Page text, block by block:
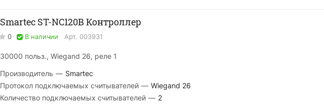
Smartec ST-NC120B Контроллер
0 В наличии Арт. 003931
30000 польз., Wiegand 26, реле 1
Производитель — Smartec
Протокол подключаемых считывателей — Wiegand 26
Количество подключаемых считывателей — 2